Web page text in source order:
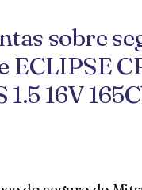
sobre
ECLIPSE
1.5 16V